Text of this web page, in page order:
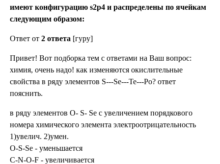
имеют конфигурацию s2p4 и распределены по ячейкам
следующим образом:
Ответ от 2 ответа [гуру]
Привет! Вот подборка тем с ответами на Ваш вопрос:
химия, очень надо! как изменяются окислительные
свойства в ряду элементов S---Se---Te---Po? ответ
пояснить.
в ряду элементов O- S- Se с увеличением порядкового
номера химического элемента электроотрицательность
1)увелич. 2)умен.
O-S-Se - уменьшается
С-N-O-F - увеличивается